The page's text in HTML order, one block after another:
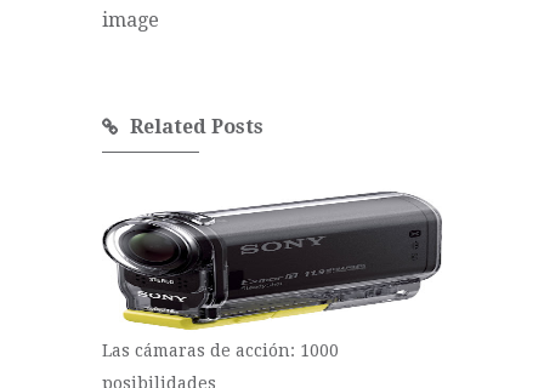
Related Posts
Las cámaras de acción: 1000
posibilidades